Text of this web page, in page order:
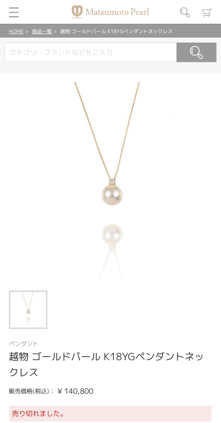
HOME 商品一覧 越物 ゴールドパール K18YGペンダントネックレス
ペンダント
越物 ゴールドパール K18YGペンダントネッ
クレス
販売価格(税込)： ¥ 140,800
売り切れました。